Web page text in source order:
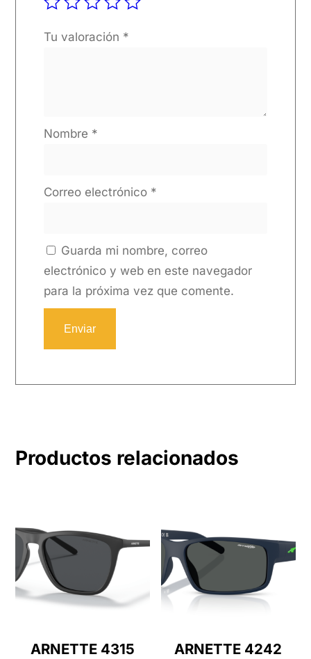
Tu valoración *
Nombre *
Correo electrónico *
Guarda mi nombre, correo
electrónico y web en este navegador
para la próxima vez que comente.
Productos relacionados
ARNETTE 4315
ARNETTE 4242